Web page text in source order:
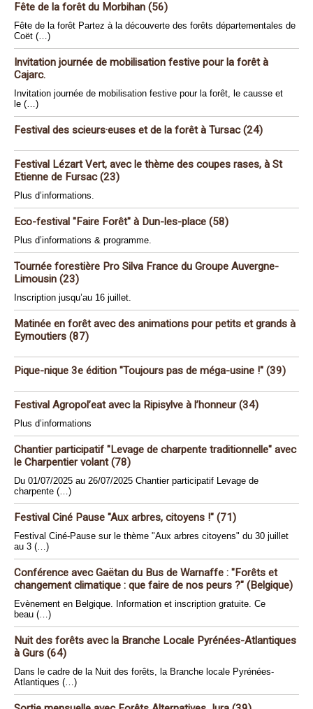
Fête de la forêt du Morbihan (56)
Fête de la forêt Partez à la découverte des forêts départementales de
Coët (…)
Invitation journée de mobilisation festive pour la forêt à
Cajarc.
Invitation journée de mobilisation festive pour la forêt, le causse et
le (…)
Festival des scieurs·euses et de la forêt à Tursac (24)
Festival Lézart Vert, avec le thème des coupes rases, à St
Etienne de Fursac (23)
Plus d’informations.
Eco-festival "Faire Forêt" à Dun-les-place (58)
Plus d’informations & programme.
Tournée forestière Pro Silva France du Groupe Auvergne-
Limousin (23)
Inscription jusqu’au 16 juillet.
Matinée en forêt avec des animations pour petits et grands à
Eymoutiers (87)
Pique-nique 3e édition "Toujours pas de méga-usine !" (39)
Festival Agropol’eat avec la Ripisylve à l’honneur (34)
Plus d’informations
Chantier participatif "Levage de charpente traditionnelle" avec
le Charpentier volant (78)
Du 01/07/2025 au 26/07/2025 Chantier participatif Levage de
charpente (…)
Festival Ciné Pause "Aux arbres, citoyens !" (71)
Festival Ciné-Pause sur le thème "Aux arbres citoyens" du 30 juillet
au 3 (…)
Conférence avec Gaëtan du Bus de Warnaffe : "Forêts et
changement climatique : que faire de nos peurs ?" (Belgique)
Evènement en Belgique. Information et inscription gratuite. Ce
beau (…)
Nuit des forêts avec la Branche Locale Pyrénées-Atlantiques
à Gurs (64)
Dans le cadre de la Nuit des forêts, la Branche locale Pyrénées-
Atlantiques (…)